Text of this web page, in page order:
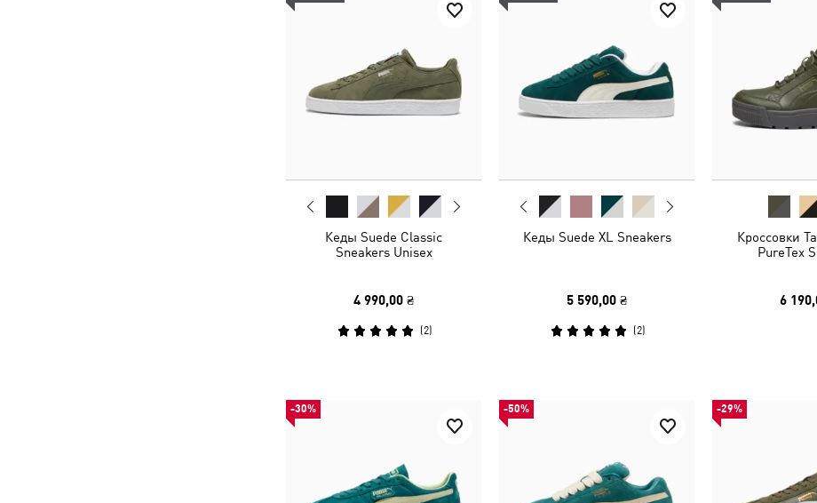
Кеды Suede Classic
Sneakers Unisex
4 990,00 ₴
(2)
Кеды Suede XL Sneakers
5 590,00 ₴
(2)
Кроссовки
PureTex
6
-30% -50% -29%